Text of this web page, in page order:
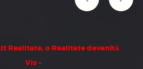
Realitate, o Realitate devenItă
Vis –